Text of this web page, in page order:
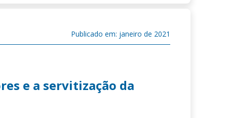
Publicado em: janeiro de 2021
e a servitização da